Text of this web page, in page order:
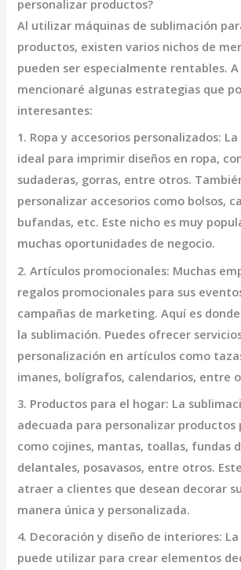
personalizar productos?
Al utilizar máquinas de sublimación
productos, existen varios nichos de
pueden ser especialmente rentables.
mencionaré algunas estrategias que
interesantes:
1. Ropa y accesorios personalizados:
ideal para imprimir diseños en ropa,
sudaderas, gorras, entre otros.
personalizar accesorios como bolsos,
bufandas, etc. Este nicho es muy
muchas oportunidades de negocio.
2. Artículos promocionales: Muchas
regalos promocionales para sus
campañas de marketing. Aquí es
la sublimación. Puedes ofrecer
personalización en artículos como
imanes, bolígrafos, calendarios, entre
3. Productos para el hogar: La
adecuada para personalizar productos
como cojines, mantas, toallas, fundas
delantales, posavasos, entre otros.
atraer a clientes que desean decorar
manera única y personalizada.
4. Decoración y diseño de interiores:
puede utilizar para crear elementos